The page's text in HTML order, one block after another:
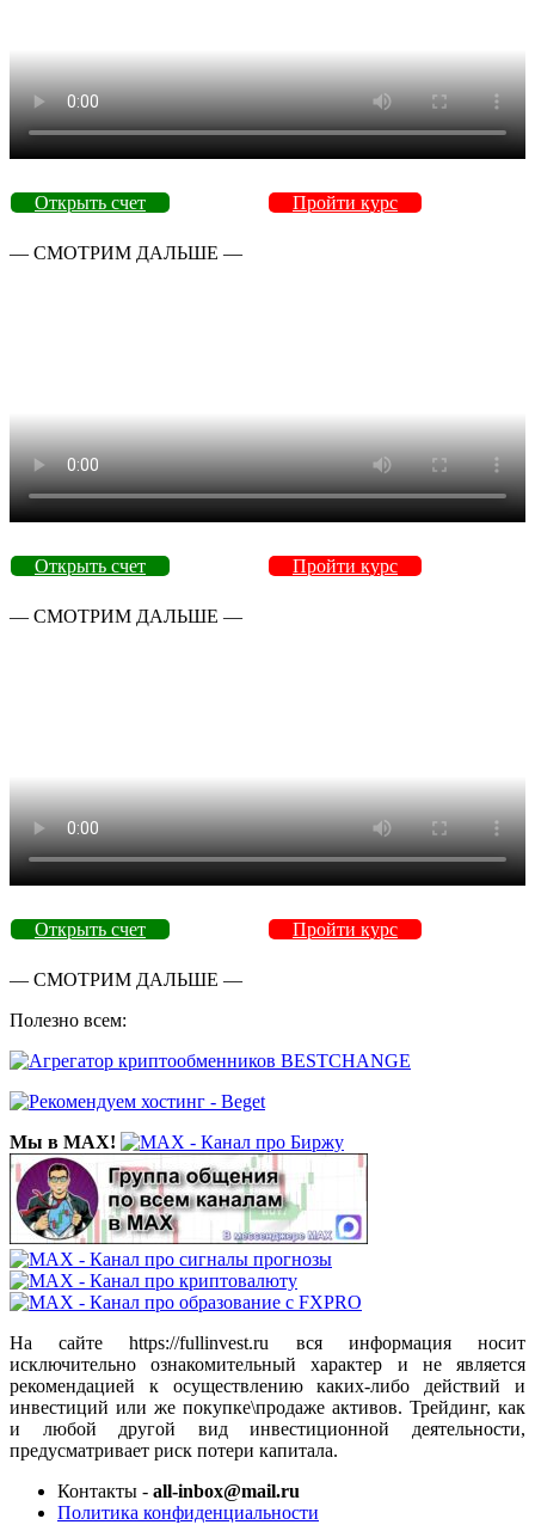
Открыть счет Пройти курс
— СМОТРИМ ДАЛЬШЕ —
Открыть счет Пройти курс
— СМОТРИМ ДАЛЬШЕ —
Открыть счет Пройти курс
— СМОТРИМ ДАЛЬШЕ —
Полезно всем:
Мы в MAX!
На сайте https://fullinvest.ru вся информация носит
исключительно ознакомительный характер и не является
рекомендацией к осуществлению каких-либо действий и
инвестиций или же покупке\продаже активов. Трейдинг, как
и любой другой вид инвестиционной деятельности,
предусматривает риск потери капитала.
Контакты - all-inbox@mail.ru
Политика конфиденциальности